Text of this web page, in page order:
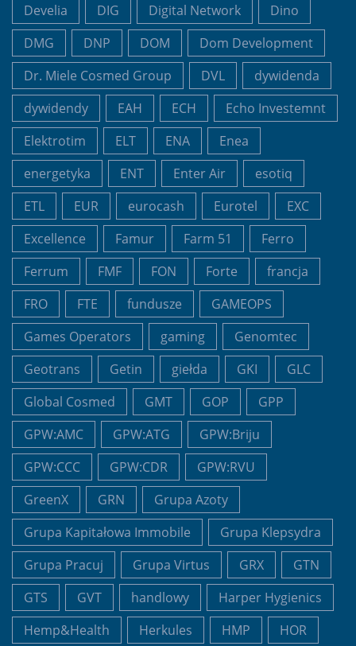
Develia
DIG Digital Network
Dino
DMG
DNP DOM
Dom Development
Dr. Miele Cosmed Group
DVL
dywidenda
dywidendy
EAH ECH
Echo Investemnt
Elektrotim
ELT ENA
Enea
energetyka
ENT Enter Air
esotiq
ETL
EUR eurocash Eurotel
EXC
Excellence
Famur Farm 51
Ferro
Ferrum
FMF FON Forte
francja
FRO
FTE fundusze
GAMEOPS
Games Operators
gaming
Genomtec
Geotrans
Getin giełda GKI
GLC
Global Cosmed
GMT GOP
GPP
GPW:AMC
GPW:ATG
GPW:Briju
GPW:CCC
GPW:CDR
GPW:RVU
GreenX
GRN
Grupa Azoty
Grupa Kapitałowa Immobile
Grupa Klepsydra
Grupa Pracuj
Grupa Virtus GRX
GTN
GTS
GVT handlowy
Harper Hygienics
Hemp&Health
Herkules HMP
HOR